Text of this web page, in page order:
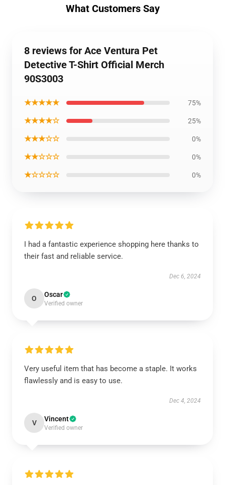
What Customers Say
8 reviews for Ace Ventura Pet
Detective T-Shirt Official Merch
90S3003
★★★★★ 75%
★★★★☆ 25%
★★★☆☆ 0%
★★☆☆☆ 0%
★☆☆☆☆ 0%
I had a fantastic experience shopping here thanks to
their fast and reliable service.
Dec 6, 2024
O Oscar
Verified owner
Very useful item that has become a staple. It works
flawlessly and is easy to use.
Dec 4, 2024
V Vincent
Verified owner